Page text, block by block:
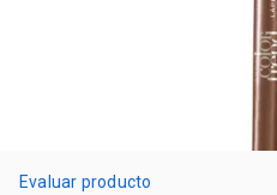
Evaluar producto